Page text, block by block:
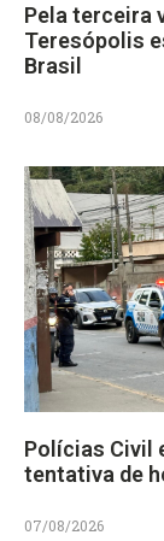
Pela terceira
Teresópolis
Brasil
08/08/2026
Polícias Civil
tentativa de
07/08/2026